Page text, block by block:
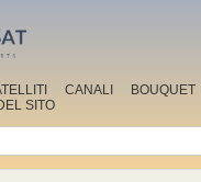
CANALI BOUQUET
SITO